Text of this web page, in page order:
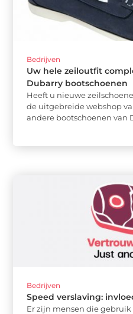
Bedrijven
Uw hele zeiloutfit
Dubarry bootschoenen
Heeft u nieuwe
de uitgebreide webshop
andere bootschoenen van
Bedrijven
Speed verslaving:
Er zijn mensen die